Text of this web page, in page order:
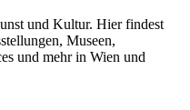
und Kultur. Hier findest
Museen,
und mehr in Wien und